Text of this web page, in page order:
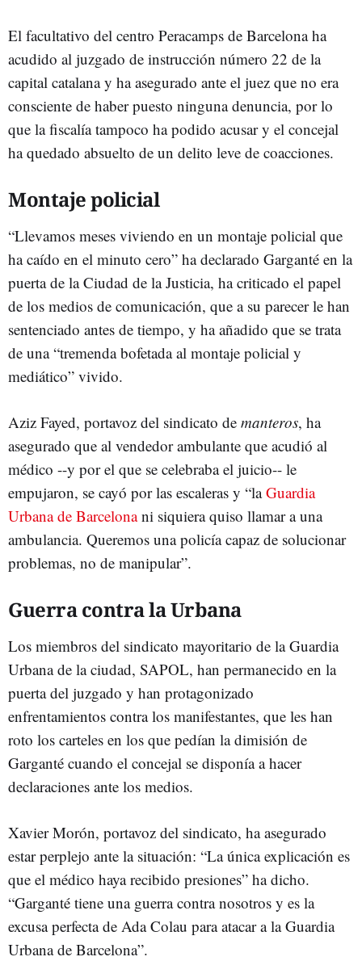
El facultativo del centro Peracamps de Barcelona ha
acudido al juzgado de instrucción número 22 de la
capital catalana y ha asegurado ante el juez que no era
consciente de haber puesto ninguna denuncia, por lo
que la fiscalía tampoco ha podido acusar y el concejal
ha quedado absuelto de un delito leve de coacciones.
Montaje policial
“Llevamos meses viviendo en un montaje policial que
ha caído en el minuto cero” ha declarado Garganté en la
puerta de la Ciudad de la Justicia, ha criticado el papel
de los medios de comunicación, que a su parecer le han
sentenciado antes de tiempo, y ha añadido que se trata
de una “tremenda bofetada al montaje policial y
mediático” vivido.
Aziz Fayed, portavoz del sindicato de manteros, ha
asegurado que al vendedor ambulante que acudió al
médico --y por el que se celebraba el juicio-- le
empujaron, se cayó por las escaleras y “laGuardia
Urbana de Barcelonani siquiera quiso llamar a una
ambulancia. Queremos una policía capaz de solucionar
problemas, no de manipular”.
Guerra contra la Urbana
Los miembros del sindicato mayoritario de la Guardia
Urbana de la ciudad, SAPOL, han permanecido en la
puerta del juzgado y han protagonizado
enfrentamientos contra los manifestantes, que les han
roto los carteles en los que pedían la dimisión de
Garganté cuando el concejal se disponía a hacer
declaraciones ante los medios.
Xavier Morón, portavoz del sindicato, ha asegurado
estar perplejo ante la situación: “La única explicación es
que el médico haya recibido presiones” ha dicho.
“Garganté tiene una guerra contra nosotros y es la
excusa perfecta de Ada Colau para atacar a la Guardia
Urbana de Barcelona”.